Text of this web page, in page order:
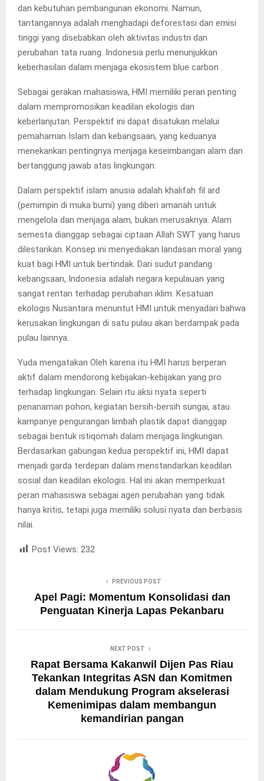
dan kebutuhan pembangunan ekonomi. Namun,
tantangannya adalah menghadapi deforestasi dan emisi
tinggi yang disebabkan oleh aktivitas industri dan
perubahan tata ruang. Indonesia perlu menunjukkan
keberhasilan dalam menjaga ekosistem blue carbon .
Sebagai gerakan mahasiswa, HMI memiliki peran penting
dalam mempromosikan keadilan ekologis dan
keberlanjutan. Perspektif ini dapat disatukan melalui
pemahaman Islam dan kebangsaan, yang keduanya
menekankan pentingnya menjaga keseimbangan alam dan
bertanggung jawab atas lingkungan.
Dalam perspektif islam anusia adalah khalifah fil ard
(pemimpin di muka bumi) yang diberi amanah untuk
mengelola dan menjaga alam, bukan merusaknya. Alam
semesta dianggap sebagai ciptaan Allah SWT yang harus
dilestarikan. Konsep ini menyediakan landasan moral yang
kuat bagi HMI untuk bertindak. Dari sudut pandang
kebangsaan, Indonesia adalah negara kepulauan yang
sangat rentan terhadap perubahan iklim. Kesatuan
ekologis Nusantara menuntut HMI untuk menyadari bahwa
kerusakan lingkungan di satu pulau akan berdampak pada
pulau lainnya.
Yuda mengatakan Oleh karena itu HMI harus berperan
aktif dalam mendorong kebijakan-kebijakan yang pro
terhadap lingkungan. Selain itu aksi nyata seperti
penanaman pohon, kegiatan bersih-bersih sungai, atau
kampanye pengurangan limbah plastik dapat dianggap
sebagai bentuk istiqomah dalam menjaga lingkungan.
Berdasarkan gabungan kedua perspektif ini, HMI dapat
menjadi garda terdepan dalam menstandarkan keadilan
sosial dan keadilan ekologis. Hal ini akan memperkuat
peran mahasiswa sebagai agen perubahan yang tidak
hanya kritis, tetapi juga memiliki solusi nyata dan berbasis
nilai.
Post Views: 232
PREVIOUS POST
Apel Pagi: Momentum Konsolidasi dan
Penguatan Kinerja Lapas Pekanbaru
NEXT POST
Rapat Bersama Kakanwil Dijen Pas Riau
Tekankan Integritas ASN dan Komitmen
dalam Mendukung Program akselerasi
Kemenimipas dalam membangun
kemandirian pangan